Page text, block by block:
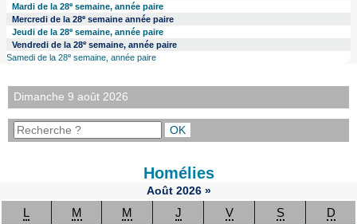
Mardi de la 28esemaine, année paire
Mercredi de la 28e semaine année paire
Jeudi de la 28esemaine, année paire
Vendredi de la 28e semaine, année paire
Samedi de la 28esemaine, année paire
Dimanche 9 août 2026
Homélies
Août 2026 »
L M M J V S D